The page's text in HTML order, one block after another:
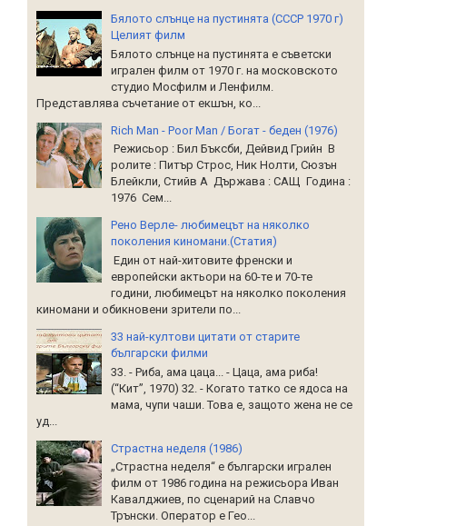
Бялото слънце на пустинята (СССР 1970 г)
Целият филм
Бялото слънце на пустинята е съветски
игрален филм от 1970 г. на московското
студио Мосфилм и Ленфилм.
Представлява съчетание от екшън, ко...
Rich Man - Poor Man / Богат - беден (1976)
Режисьор : Бил Бъксби, Дейвид Грийн В
ролите : Питър Строс, Ник Нолти, Сюзън
Блейкли, Стийв А Държава : САЩ Година :
1976 Сем...
Рено Верле- любимецът на няколко
поколения киномани.(Статия)
Един от най-хитовите френски и
европейски актьори на 60-те и 70-те
години, любимецът на няколко поколения
киномани и обикновени зрители по...
33 най-култови цитати от старите
български филми
33. - Риба, ама цаца... - Цаца, ама риба!
(“Кит”, 1970) 32. - Когато татко се ядоса на
мама, чупи чаши. Това е, защото жена не се
уд...
Страстна неделя (1986)
„Страстна неделя“ е български игрален
филм от 1986 година на режисьора Иван
Кавалджиев, по сценарий на Славчо
Трънски. Оператор е Гео...